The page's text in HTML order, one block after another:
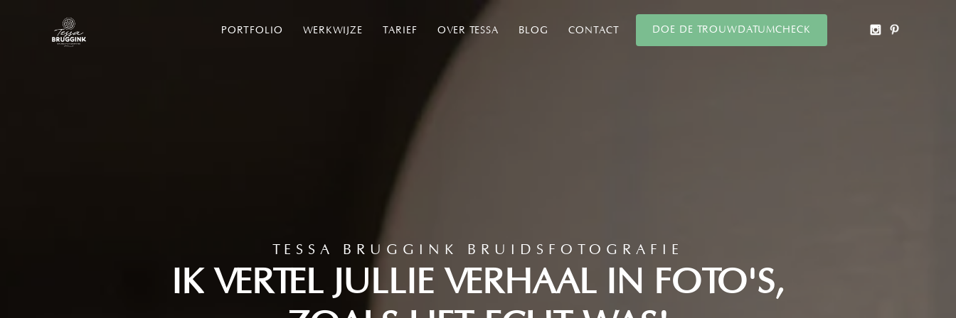
PORTFOLIO WERKWIJZE TARIEF OVER TESSA BLOG CONTACT DOE DE TROUWDATUMCHECK
TESSA BRUGGINK BRUIDSFOTOGRAFIE
IK VERTEL JULLIE VERHAAL IN FOTO'S,